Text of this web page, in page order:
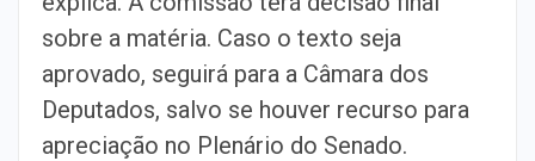
sobre a matéria. Caso o texto seja
aprovado, seguirá para a Câmara dos
Deputados, salvo se houver recurso para
apreciação no Plenário do Senado.